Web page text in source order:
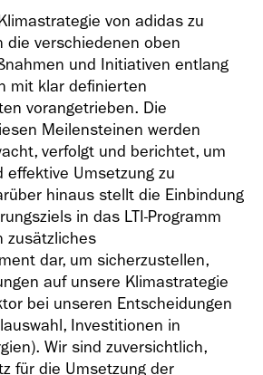
von adidas zu
die verschiedenen oben
und Initiativen entlang
mit klar definierten
vorangetrieben. Die
Meilensteinen werden
verfolgt und berichtet, um
effektive Umsetzung zu
hinaus stellt die Einbindung
in das LTI-Programm
zusätzliches
dar, um sicherzustellen,
auf unsere Klimastrategie
bei unseren Entscheidungen
Investitionen in
Wir sind zuversichtlich,
für die Umsetzung der